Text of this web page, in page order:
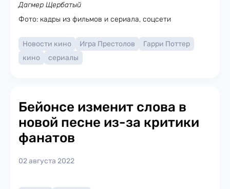
Дагмер Щербатый
Фото: кадры из фильмов и сериала, соцсети
Новости кино Игра Престолов
Гарри Поттер
кино
сериалы
Бейонсе изменит слова в
новой песне из-за критики
фанатов
02 августа 2022